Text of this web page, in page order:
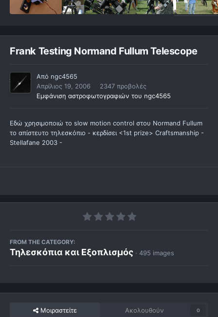
Frank Testing Normand Fullum Telescope
Από ngc4565
Απρίλιος 19, 2006
2347 προβολές
Εμφάνιση αστροφωτογραφιών του ngc4565
Εδώ χρησιμοποιώ το slow motion control στου Normand Fullum
το απίστευτο τηλεσκόπιο - κερδίσει <1st prize> Craftsmanship -
Stellafane 2003 -
FROM THE CATEGORY:
Τηλεσκόπια και Εξοπλισμός · 495 images
Μοιραστείτε Ακολουθούν 0